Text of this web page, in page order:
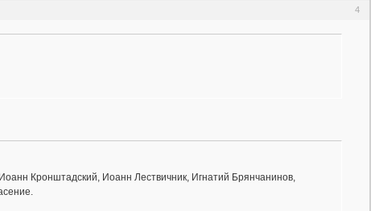
4
Кронштадский, Иоанн Лествичник, Игнатий Брянчанинов,